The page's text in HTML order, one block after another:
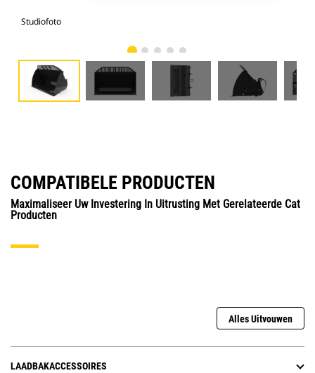
Studiofoto
COMPATIBELE PRODUCTEN
Maximaliseer Uw Investering In Uitrusting Met Gerelateerde Cat
Producten
Alles Uitvouwen
LAADBAKACCESSOIRES